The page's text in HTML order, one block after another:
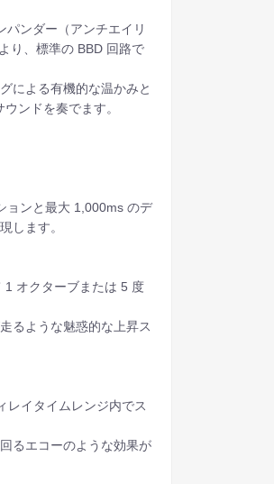
ンダー（アンチエイリ
り、標準の BBD 回路で
による有機的な温かみと
ンドを奏でます。
ョンと最大 1,000ms のデ
します。
1 オクターブまたは 5 度
るような魅惑的な上昇ス
レイタイムレンジ内でス
るエコーのような効果が